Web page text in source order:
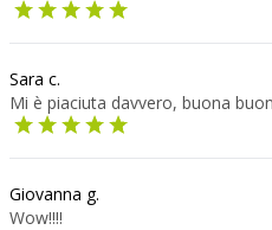
Sara c.
Mi è piaciuta davvero, buona
Giovanna g.
Wow!!!!